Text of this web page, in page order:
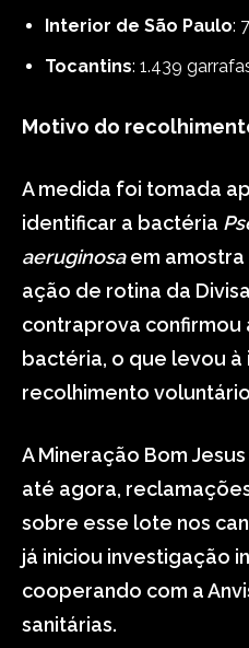
Interior de São Paulo:
Tocantins: 1.439
Motivo do
A medida foi tomada
identificar a bactéria
aeruginosaem
ação de rotina da
contraprova confirmou
bactéria, o que levou
recolhimento
A Mineração Bom
até agora,
sobre esse lote nos
já iniciou investigação
cooperando com a
sanitárias.